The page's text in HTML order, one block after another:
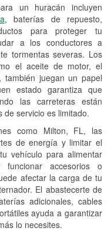
un huracán incluyen
, baterías de repuesto,
para proteger tu
a los conductores a
tormentas severas. Los
el aceite de motor, el
juegan un papel
estado garantiza que
las carreteras están
de servicio es limitado.
como Milton, FL, las
de energía y limitar el
vehículo para alimentar
funcionar accesorios o
afectar la carga de tu
El abastecerte de
adicionales, cables
ayuda a garantizar
lo necesites.
aceite
de faros
de
y discos de
a la medida